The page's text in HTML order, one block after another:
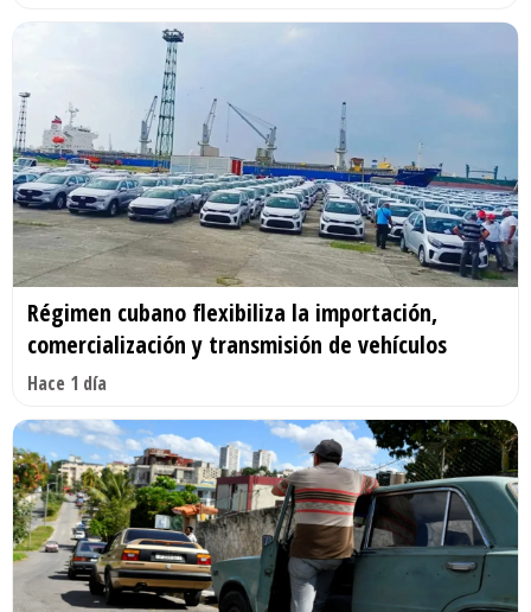
Régimen cubano flexibiliza la importación,
comercialización y transmisión de vehículos
Hace 1 día